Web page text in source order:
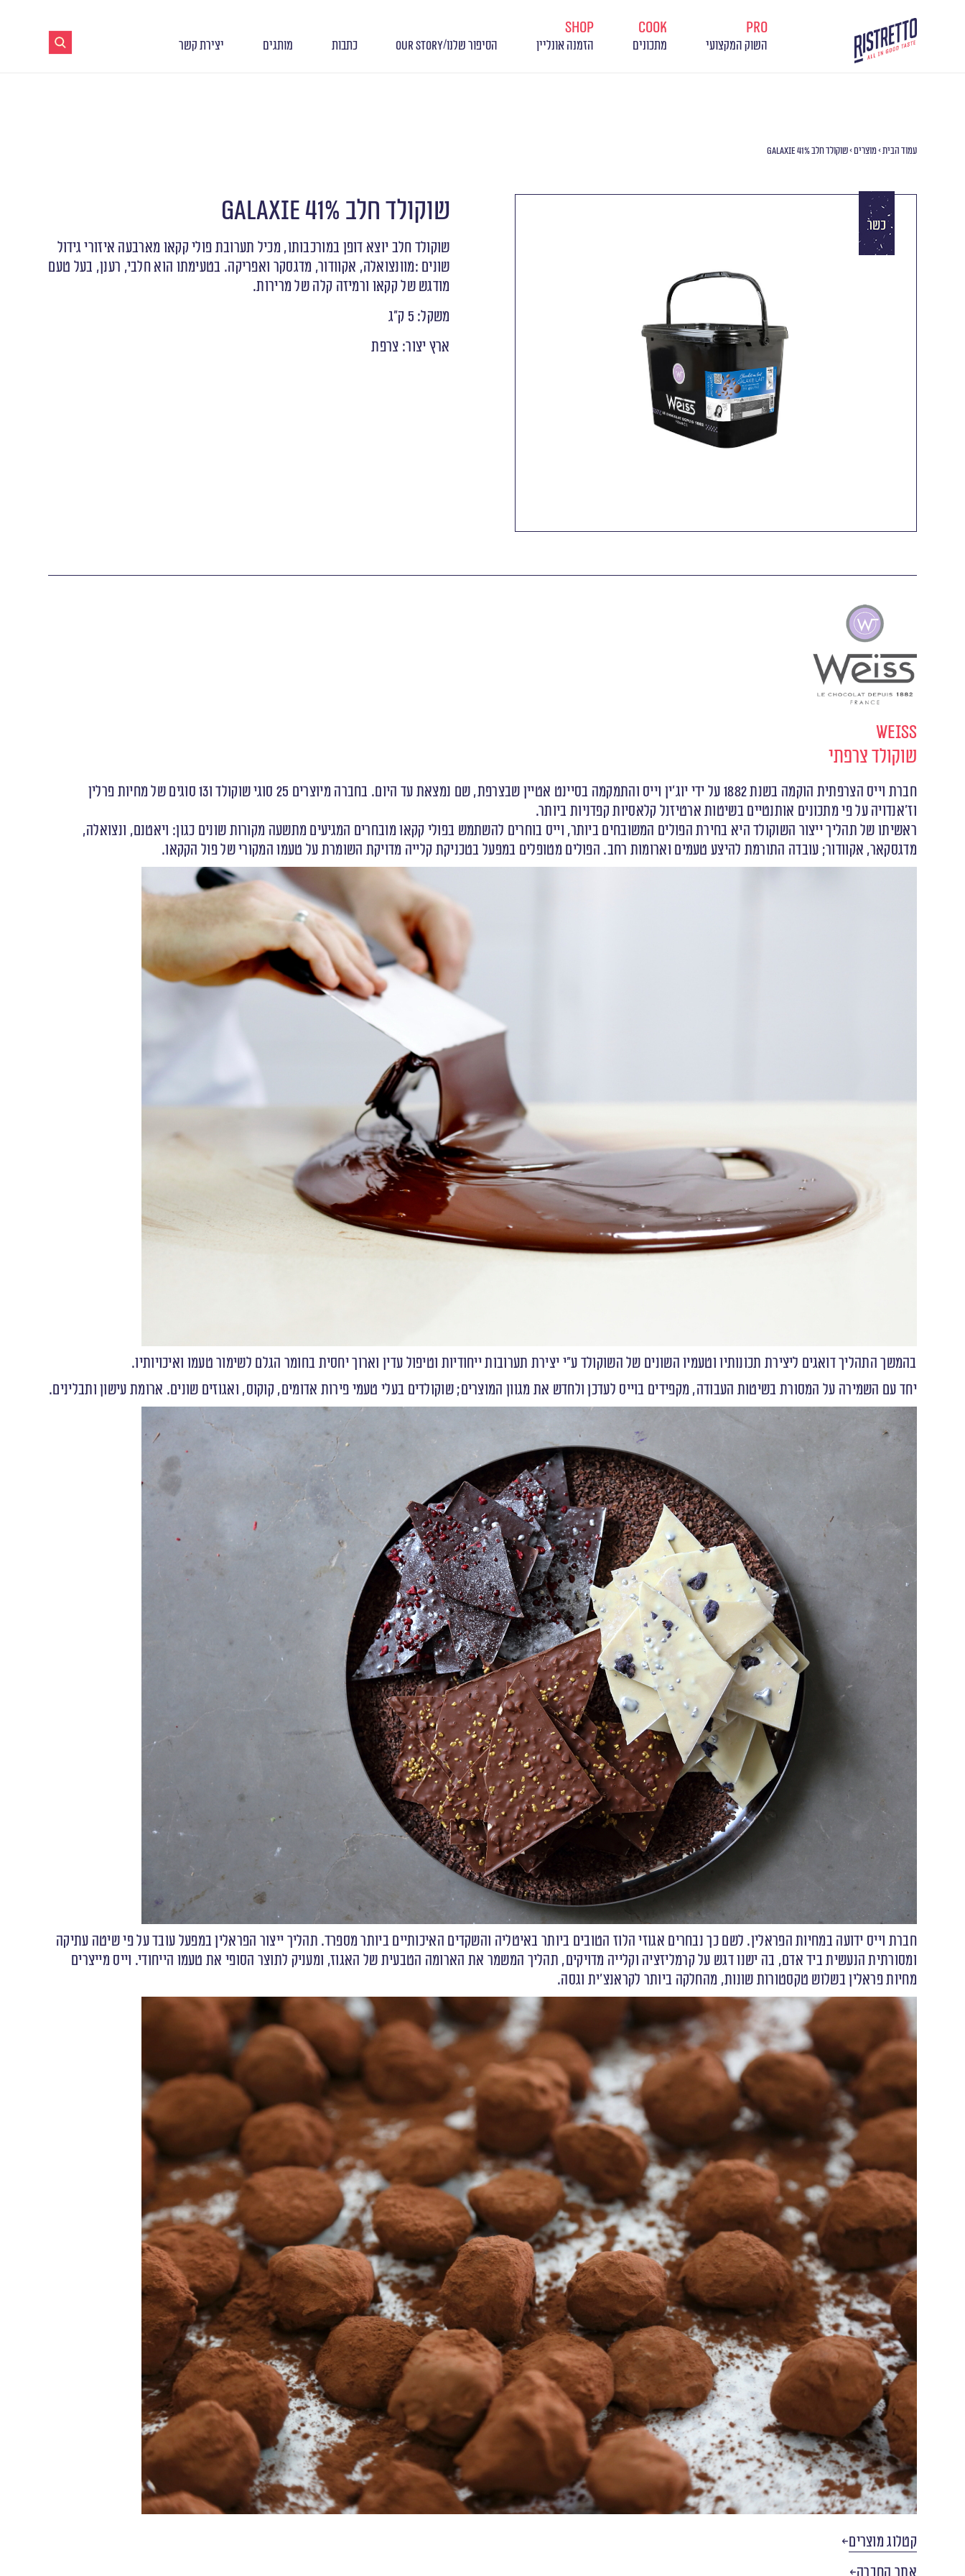
pro
השוק המקצועי
cook
מתכונים
shop
הזמנה אונליין הסיפור שלנו/
OUR STORY כתבות מותגים יצירת קשר
עמוד הבית>מוצרים>שוקולד‭ ‬חלב GALAXIE 41%
שוקולד‭ ‬חלב GALAXIE 41%
‬מודגש‭ ‬של‭ ‬קקאו‭ ‬ורמיזה‭ ‬קלה‭ ‬של‭ ‬מרירות‭.
משקל: 5 ק״ג
ארץ יצור: צרפת
Weiss
שוקולד צרפתי
חברת וייס הצרפתית הוקמה בשנת 1882 על ידי יוג’ין וייס והתמקמה בסיינט אטיין שבצרפת, שם נמצאת עד היום. בחברה מיוצרים 25 סוגי שוקולד ו13 סוגים של מחיות פרלין
וז’אנדויה על פי מתכונים אותנטיים בשיטות ארטיזנל קלאסיות קפדניות ביותר.
ראשיתו של תהליך ייצור השוקולד היא בחירת הפולים המשובחים ביותר, וייס בוחרים להשתמש בפולי קקאו מובחרים המגיעים מתשעה מקורות שונים כגון: ויאטנם, ונצואלה,
מדגסקאר, אקוודור; עובדה התורמת להיצע טעמים וארומות רחב. הפולים מטופלים במפעל בטכניקת קלייה מדויקת השומרת על טעמו המקורי של פול הקקאו.
בהמשך התהליך דואגים ליצירת תכונותיו וטעמיו השונים של השוקולד ע”י יצירת תערובות ייחודיות וטיפול עדין וארוך יחסית בחומר הגלם לשימור טעמו ואיכויותיו.
יחד עם השמירה על המסורת בשיטות העבודה, מקפידים בוייס לעדכן ולחדש את מגוון המוצרים; שוקולדים בעלי טעמי פירות אדומים, קוקוס, ואגוזים שונים. ארומת עישון ותבלינים.
חברת וייס ידועה במחיות הפראלין. לשם כך נבחרים אגוזי הלוז הטובים ביותר באיטליה והשקדים האיכותיים ביותר מספרד. תהליך ייצור הפראלין במפעל עובד על פי שיטה עתיקה
ומסורתית הנעשית ביד אדם, בה ישנו דגש על קרמליזציה וקלייה מדויקים, תהליך המשמר את הארומה הטבעית של האגוז, ומעניק לתוצר הסופי את טעמו הייחודי. וייס מייצרים
מחיות פראלין בשלוש טקסטורות שונות, מהחלקה ביותר לקראנצ’ית וגסה.
קטלוג מוצרים